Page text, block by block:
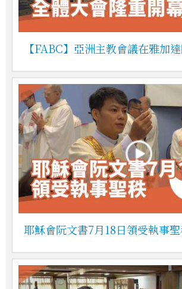
【FABC】亞洲主教會議在雅加
耶穌會阮文書7月18日領受執事